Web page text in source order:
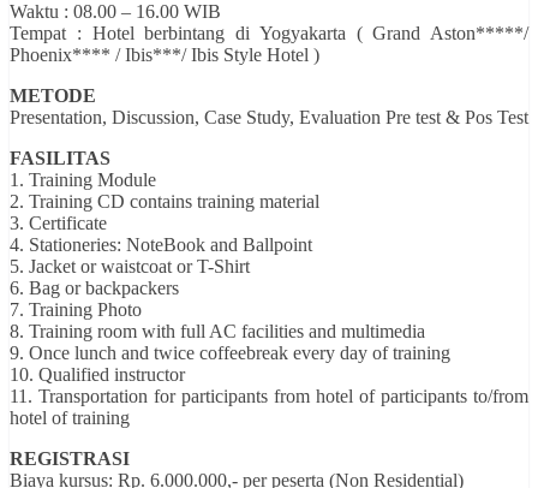
Waktu : 08.00 – 16.00 WIB
Tempat : Hotel berbintang di Yogyakarta ( Grand Aston*****/
Phoenix**** / Ibis***/ Ibis Style Hotel )
METODE
Presentation, Discussion, Case Study, Evaluation Pre test & Pos Test
FASILITAS
1. Training Module
2. Training CD contains training material
3. Certificate
4. Stationeries: NoteBook and Ballpoint
5. Jacket or waistcoat or T-Shirt
6. Bag or backpackers
7. Training Photo
8. Training room with full AC facilities and multimedia
9. Once lunch and twice coffeebreak every day of training
10. Qualified instructor
11. Transportation for participants from hotel of participants to/from
hotel of training
REGISTRASI
Biaya kursus: Rp. 6.000.000,- per peserta (Non Residential)